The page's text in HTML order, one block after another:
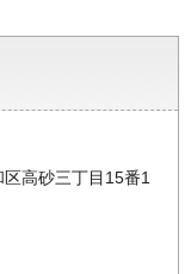
高砂三丁目15番1